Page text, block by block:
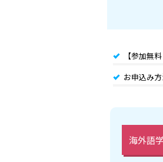
【参加無
お申込み
海外語